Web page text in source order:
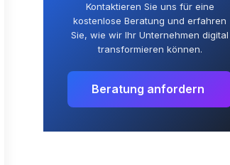
Kontaktieren Sie uns für eine
kostenlose Beratung und erfahren
Sie, wie wir Ihr Unternehmen digital
transformieren können.
Beratung anfordern